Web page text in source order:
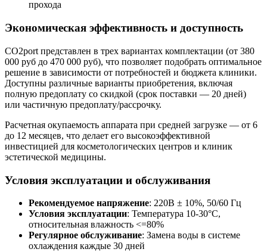
прохода
Экономическая эффективность и доступность
CO2port представлен в трех вариантах комплектации (от 380
000 руб до 470 000 руб), что позволяет подобрать оптимальное
решение в зависимости от потребностей и бюджета клиники.
Доступны различные варианты приобретения, включая
полную предоплату со скидкой (срок поставки — 20 дней)
или частичную предоплату/рассрочку.
Расчетная окупаемость аппарата при средней загрузке — от 6
до 12 месяцев, что делает его высокоэффективной
инвестицией для косметологических центров и клиник
эстетической медицины.
Условия эксплуатации и обслуживания
Рекомендуемое напряжение: 220В ± 10%, 50/60 Гц
Условия эксплуатации: Температура 10-30°C,
относительная влажность <=80%
Регулярное обслуживание: Замена воды в системе
охлаждения каждые 30 дней